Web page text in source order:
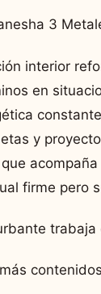
3
interior
en
y
firme pero
trabaja